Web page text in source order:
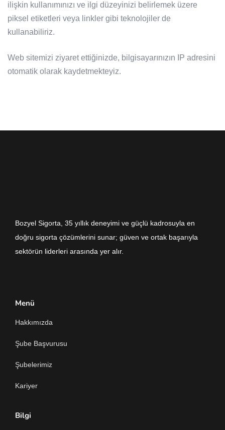
ilişkin kullanımınızı ve ilgi düzeyinizi belirlemek üzere
piksel etiketleri veya linkler gibi teknolojiler de
kullanabiliriz.
Web sitemizi ziyaret ettiğinizde, bilgisayarınızın IP adresini
otomatik olarak kaydetmekteyiz.
Bozyel Sigorta, 35 yıllık deneyimi ve güçlü kadrosuyla en
doğru sigorta çözümlerini sunar; güven ve ortak başarıyla
sektörün liderleri arasında yer alır.
Menü
Hakkımızda
Şube Başvurusu
Şubelerimiz
Kariyer
Bilgi